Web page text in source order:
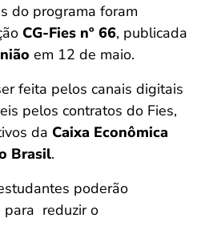
do programa foram
CG-Fies nº 66, publicada
em 12 de maio.
feita pelos canais digitais
pelos contratos do Fies,
da Caixa Econômica
Brasil.
poderão
para reduzir o